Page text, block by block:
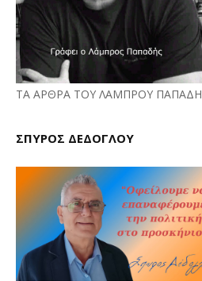
ΤΑ ΑΡΘΡΑ ΤΟΥ ΛΑΜΠΡΟΥ ΠΑΠΑΔΗ
ΣΠΥΡΟΣ ΔΕΔΟΓΛΟΥ